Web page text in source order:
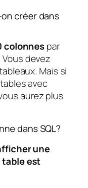
créer dans
colonnespar
devez
Mais si
avec
aurez plus
dans SQL?
une
table est